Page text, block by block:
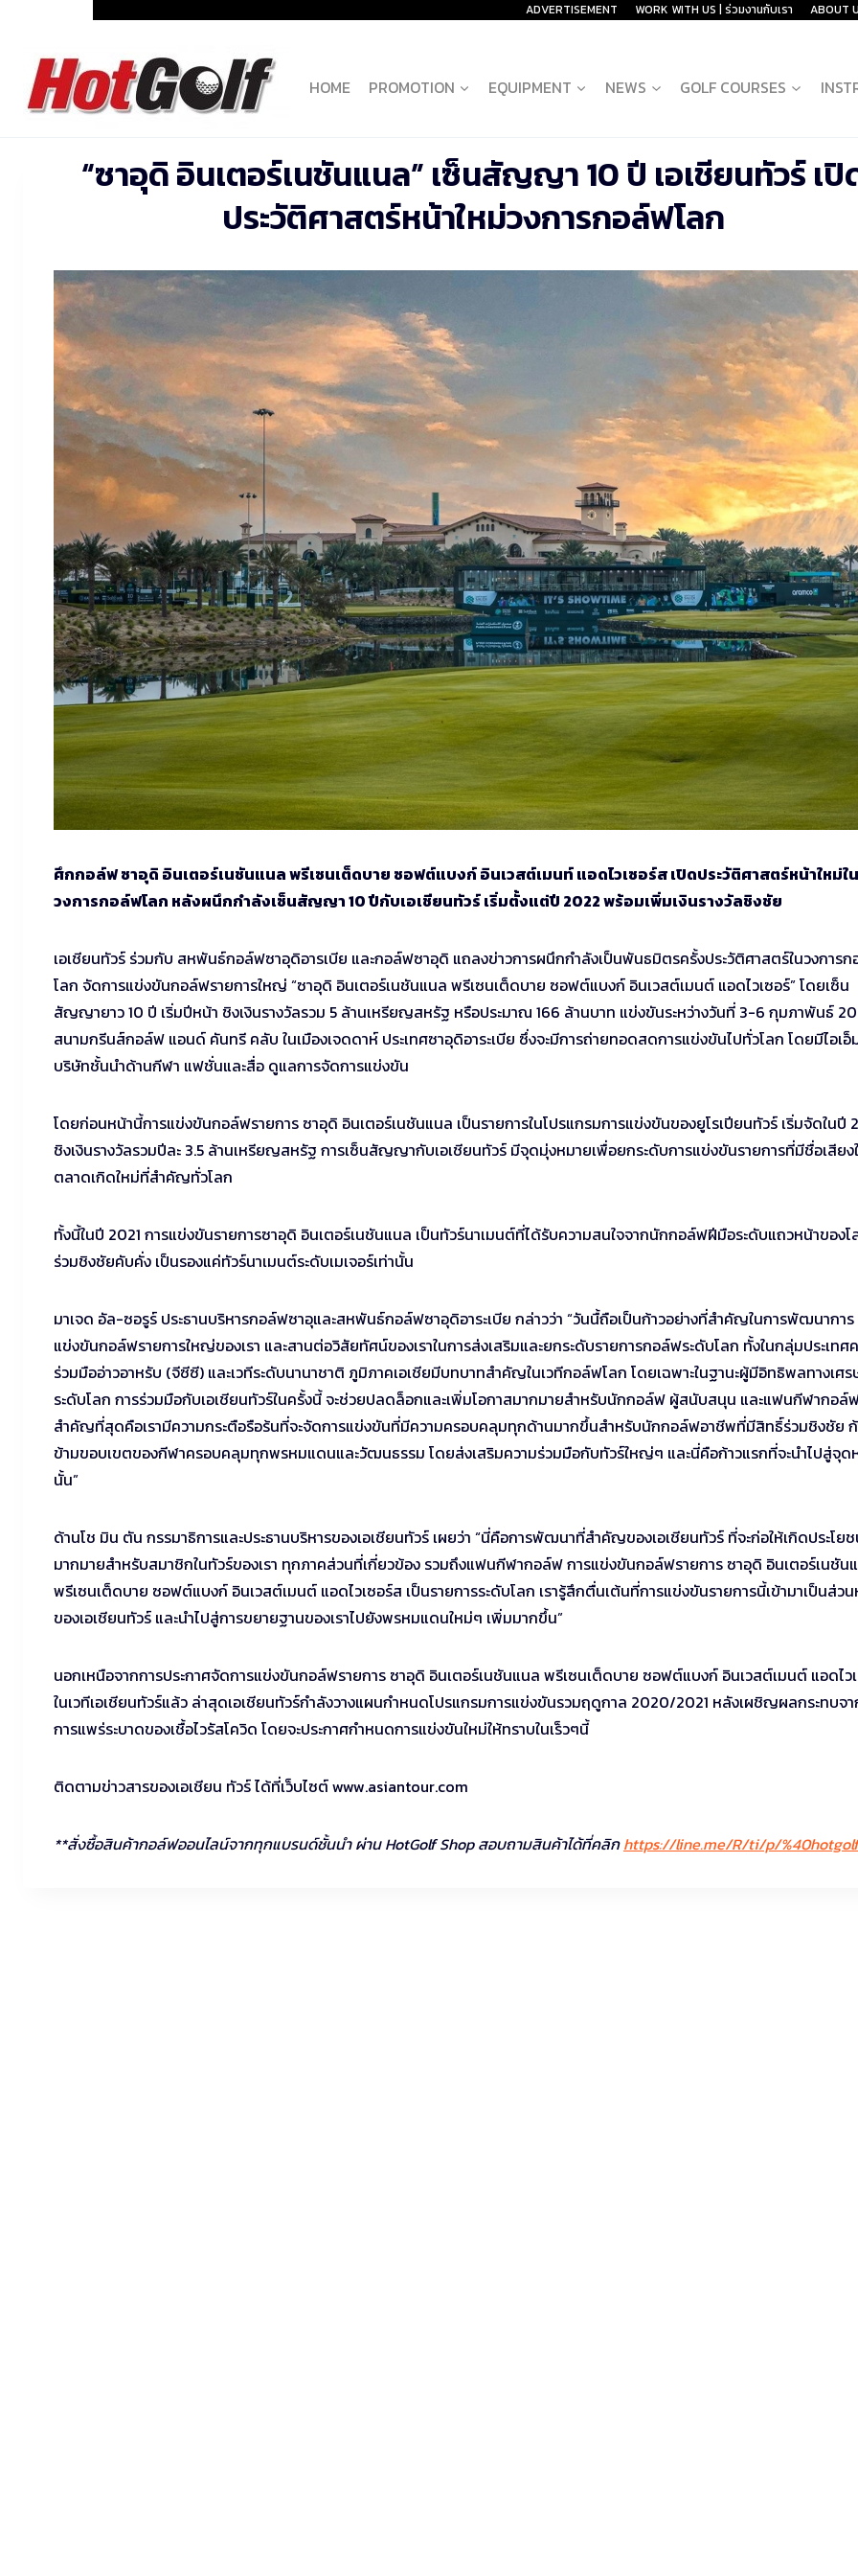
content
ADVERTISEMENT WORK WITH US | ร่วมงานกับเรา ABOUT
HOME PROMOTION EQUIPMENT NEWS GOLF COURSES
“ซาอุดิ อินเตอร์เนชันแนล” เซ็นสัญญา 10 ปี เอเชียนทัวร์ เปิ
ประวัติศาสตร์หน้าใหม่วงการกอล์ฟโลก
ศึกกอล์ฟ ซาอุดิ อินเตอร์เนชันแนล พรีเซนเต็ดบาย ซอฟต์แบงก์ อินเวสต์เมนท์ แอดไวเซอร์ส เปิดประวัติศาสตร์หน้าใหม่ใน
วงการกอล์ฟโลก หลังผนึกกำลังเซ็นสัญญา 10 ปีกับเอเชียนทัวร์ เริ่มตั้งแต่ปี 2022 พร้อมเพิ่มเงินรางวัลชิงชัย
เอเชียนทัวร์ ร่วมกับ สหพันธ์กอล์ฟซาอุดิอารเบีย และกอล์ฟซาอุดิ แถลงข่าวการผนึกกำลังเป็นพันธมิตรครั้งประวัติศาสตร์ในวงการ
โลก จัดการแข่งขันกอล์ฟรายการใหญ่ “ซาอุดิ อินเตอร์เนชันแนล พรีเซนเต็ดบาย ซอฟต์แบงก์ อินเวสต์เมนต์ แอดไวเซอร์” โดยเซ็น
สัญญายาว 10 ปี เริ่มปีหน้า ชิงเงินรางวัลรวม 5 ล้านเหรียญสหรัฐ หรือประมาณ 166 ล้านบาท แข่งขันระหว่างวันที่ 3-6 กุมภาพันธ์
สนามกรีนส์กอล์ฟ แอนด์ คันทรี คลับ ในเมืองเจดดาห์ ประเทศซาอุดิอาระเบีย ซึ่งจะมีการถ่ายทอดสดการแข่งขันไปทั่วโลก โดยมีไอเอ็
บริษัทชั้นนำด้านกีฬา แฟชั่นและสื่อ ดูแลการจัดการแข่งขัน
โดยก่อนหน้านี้การแข่งขันกอล์ฟรายการ ซาอุดิ อินเตอร์เนชันแนล เป็นรายการในโปรแกรมการแข่งขันของยูโรเปียนทัวร์ เริ่มจัดในปี
ชิงเงินรางวัลรวมปีละ 3.5 ล้านเหรียญสหรัฐ การเซ็นสัญญากับเอเชียนทัวร์ มีจุดมุ่งหมายเพื่อยกระดับการแข่งขันรายการที่มีชื่อเสียง
ตลาดเกิดใหม่ที่สำคัญทั่วโลก
ทั้งนี้ในปี 2021 การแข่งขันรายการซาอุดิ อินเตอร์เนชันแนล เป็นทัวร์นาเมนต์ที่ได้รับความสนใจจากนักกอล์ฟฝีมือระดับแถวหน้าของโ
ร่วมชิงชัยคับคั่ง เป็นรองแค่ทัวร์นาเมนต์ระดับเมเจอร์เท่านั้น
มาเจด อัล-ซอรูร์ ประธานบริหารกอล์ฟซาอุและสหพันธ์กอล์ฟซาอุดิอาระเบีย กล่าวว่า “วันนื้ถือเป็นก้าวอย่างที่สำคัญในการพัฒนาการ
แข่งขันกอล์ฟรายการใหญ่ของเรา และสานต่อวิสัยทัศน์ของเราในการส่งเสริมและยกระดับรายการกอล์ฟระดับโลก ทั้งในกลุ่มประเทศ
ร่วมมืออ่าวอาหรับ (จีซีซี) และเวทีระดับนานาชาติ ภูมิภาคเอเชียมีบทบาทสำคัญในเวทีกอล์ฟโลก โดยเฉพาะในฐานะผู้มีอิทธิพลทางเศ
ระดับโลก การร่วมมือกับเอเชียนทัวร์ในครั้งนี้ จะช่วยปลดล็อกและเพิ่มโอกาสมากมายสำหรับนักกอล์ฟ ผู้สนับสนุน และแฟนกีฬากอล์
สำคัญที่สุดคือเรามีความกระตือรือร้นที่จะจัดการแข่งขันที่มีความครอบคลุมทุกด้านมากขึ้นสำหรับนักกอล์ฟอาชีพที่มีสิทธิ์ร่วมชิงชัย
ข้ามขอบเขตของกีฬาครอบคลุมทุกพรหมแดนและวัฒนธรรม โดยส่งเสริมความร่วมมือกับทัวร์ใหญ่ๆ และนี่คือก้าวแรกที่จะนำไปสู่จุด
นั้น”
ด้านโช มิน ตัน กรรมาธิการและประธานบริหารของเอเชียนทัวร์ เผยว่า “นี่คือการพัฒนาที่สำคัญของเอเชียนทัวร์ ที่จะก่อให้เกิดประโย
มากมายสำหรับสมาชิกในทัวร์ของเรา ทุกภาคส่วนที่เกี่ยวข้อง รวมถึงแฟนกีฬากอล์ฟ การแข่งขันกอล์ฟรายการ ซาอุดิ อินเตอร์เนชัน
พรีเซนเต็ดบาย ซอฟต์แบงก์ อินเวสต์เมนต์ แอดไวเซอร์ส เป็นรายการระดับโลก เรารู้สึกตื่นเต้นที่การแข่งขันรายการนี้เข้ามาเป็นส่ว
ของเอเชียนทัวร์ และนำไปสู่การขยายฐานของเราไปยังพรหมแดนใหม่ๆ เพิ่มมากขึ้น”
นอกเหนือจากการประกาศจัดการแข่งขันกอล์ฟรายการ ซาอุดิ อินเตอร์เนชันแนล พรีเซนเต็ดบาย ซอฟต์แบงก์ อินเวสต์เมนต์ แอดไว
ในเวทีเอเชียนทัวร์แล้ว ล่าสุดเอเชียนทัวร์กำลังวางแผนกำหนดโปรแกรมการแข่งขันรวมฤดูกาล 2020/2021 หลังเผชิญผลกระทบจ
การแพร่ระบาดของเชื้อไวรัสโควิด โดยจะประกาศกำหนดการแข่งขันใหม่ให้ทราบในเร็วๆนี้
ติดตามข่าวสารของเอเชียน ทัวร์ ได้ที่เว็บไซต์ www.asiantour.com
**สั่งซื้อสินค้ากอล์ฟออนไลน์จากทุกแบรนด์ชั้นนำ ผ่าน HotGolf Shop สอบถามสินค้าได้ที่คลิกhttps://line.me/R/ti/p/%40hotgolf